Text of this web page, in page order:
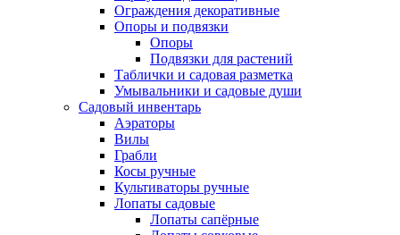
Ограждения декоративные
Опоры и подвязки
Опоры
Подвязки для растений
Таблички и садовая разметка
Умывальники и садовые души
Садовый инвентарь
Аэраторы
Вилы
Грабли
Косы ручные
Культиваторы ручные
Лопаты садовые
Лопаты сапёрные